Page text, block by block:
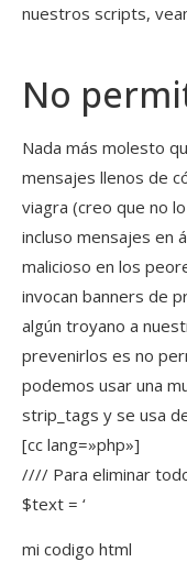
nuestros scripts,
No
Nada más molesto
mensajes llenos de
viagra (creo que no
incluso mensajes en
malicioso en los
invocan banners de
algún troyano a
prevenirlos es no
podemos usar una
strip_tags y se usa
[cc lang=»php»]
//// Para eliminar
$text = ‘
mi codigo html